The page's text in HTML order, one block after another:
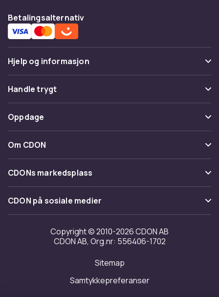
Betalingsalternativ
Hjelp og informasjon
Vanlige spørsmål
Spor pakke
Angre & returner her
Kontakt oss
Handle trygt
Betaling
Levering
Tilbakekallinger
Oppdage
Kategorier
Varemerker
Om CDON
Om oss
Kundeanmeldelser
Jobbe på CDON
Investor relations
Tilgjengelighet
CDONs markedsplass
Merchant Help Center
CDON på sosiale medier
Copyright © 2010-2026 CDON AB
CDON AB, Org.nr: 556406-1702
Sitemap
Samtykkepreferanser